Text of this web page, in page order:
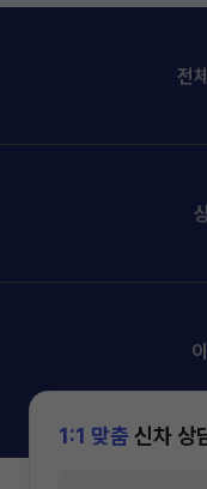
전
1:1 맞춤 신차 상